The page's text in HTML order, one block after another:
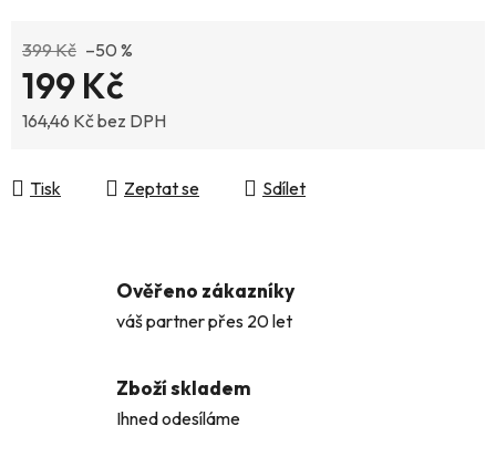
399 Kč –50 %
199 Kč
164,46 Kč bez DPH
Tisk
Zeptat se Sdílet
Ověřeno zákazníky
váš partner přes 20 let
Zboží skladem
Ihned odesíláme